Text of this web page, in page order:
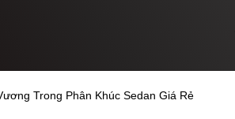
Trong Phân Khúc Sedan Giá Rẻ